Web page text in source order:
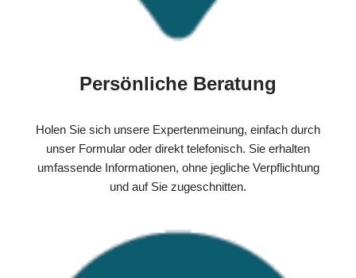
Persönliche Beratung
Holen Sie sich unsere Expertenmeinung, einfach durch
unser Formular oder direkt telefonisch. Sie erhalten
umfassende Informationen, ohne jegliche Verpflichtung
und auf Sie zugeschnitten.